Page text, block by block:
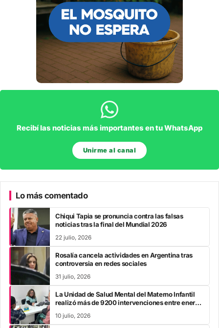
Recibí las noticias más importantes en tu WhatsApp
Unirme al canal
Lo más comentado
Chiqui Tapia se pronuncia contra las falsas
noticias tras la final del Mundial 2026
22 julio, 2026
Rosalía cancela actividades en Argentina tras
controversia en redes sociales
31 julio, 2026
La Unidad de Salud Mental del Materno Infantil
realizó más de 9200 intervenciones entre enero
10 julio, 2026